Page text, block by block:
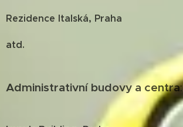
Rezidence Italská, Praha
atd.
Administrativní budovy a centra: